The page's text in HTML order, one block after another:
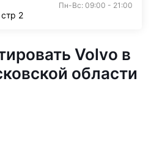
Пн-Вс: 09:00 - 21:00
2
Volvo в
области